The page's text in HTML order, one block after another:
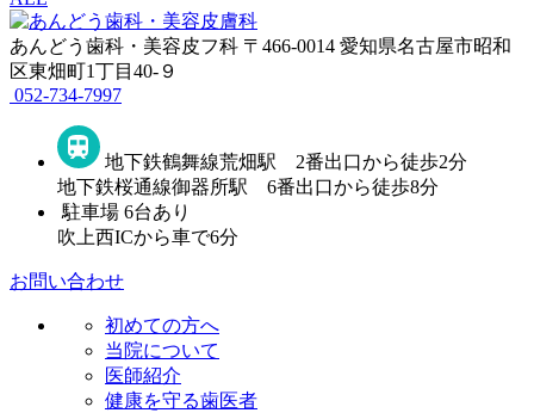
あんどう歯科・美容皮フ科 〒466-0014 愛知県名古屋市昭和
区東畑町1丁目40-９
052-734-7997
地下鉄鶴舞線荒畑駅 2番出口から徒歩2分
地下鉄桜通線御器所駅 6番出口から徒歩8分
駐車場 6台あり
吹上西ICから車で6分
お問い合わせ
初めての方へ
当院について
医師紹介
健康を守る歯医者